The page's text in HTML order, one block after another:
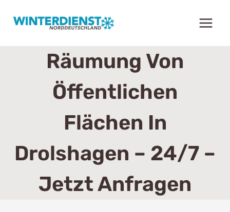
Inhalt
Räumung Von
Öffentlichen
Flächen In
Drolshagen – 24/7 –
Jetzt Anfragen